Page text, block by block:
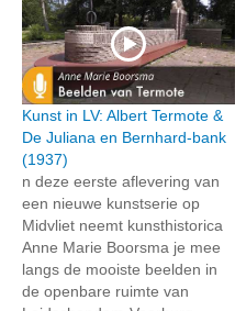
Kunst in LV: Albert Termote &
De Juliana en Bernhard-bank
(1937)
n deze eerste aflevering van
een nieuwe kunstserie op
Midvliet neemt kunsthistorica
Anne Marie Boorsma je mee
langs de mooiste beelden in
de openbare ruimte van